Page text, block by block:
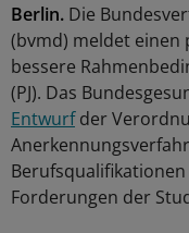
Berlin. Die
(bvmd) meldet einen
bessere
(PJ). Das
Entwurfder
Forderungen der